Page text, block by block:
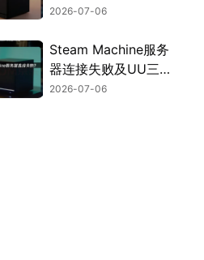
一步搞定！
2026-07-06
Steam Machine服务
器连接失败及UU三
大方案详解！
2026-07-06